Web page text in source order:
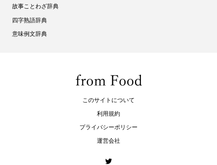
故事ことわざ辞典
四字熟語辞典
意味例文辞典
このサイトについて
利用規約
プライバシーポリシー
運営会社